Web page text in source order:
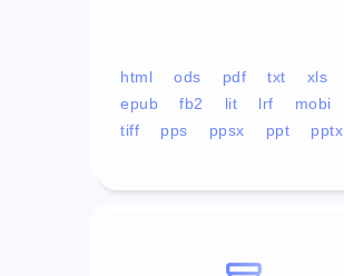
html ods pdf txt xls
epub
fb2 lit lrf mobi
tiff
pps ppsx ppt pptx